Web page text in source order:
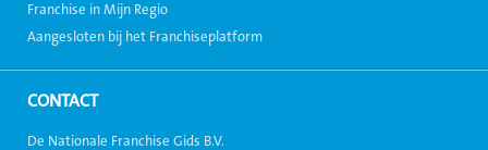
Franchise in Mijn Regio
Aangesloten bij het Franchiseplatform
CONTACT
De Nationale Franchise Gids B.V.